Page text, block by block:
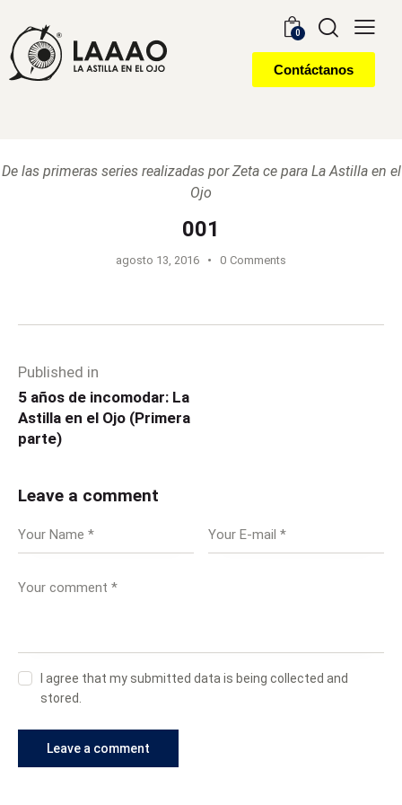
0
Contáctanos
De las primeras series realizadas por Zeta ce para La Astilla en el
Ojo
001
agosto 13, 2016 0 Comments
Published in
5 años de incomodar: La
Astilla en el Ojo (Primera
parte)
Leave a comment
I agree that my submitted data is being collected and
stored.